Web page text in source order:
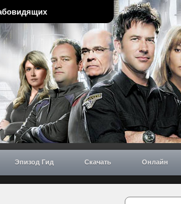
Эпизод Гид Скачать Онлайн